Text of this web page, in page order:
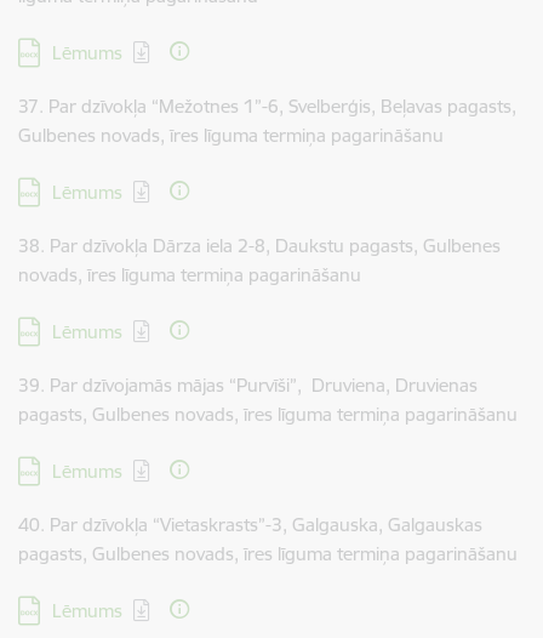
Lejupielādēt:
Lēmums
37. Par dzīvokļa “Mežotnes 1”-6, Svelberģis, Beļavas pagasts,
Gulbenes novads, īres līguma termiņa pagarināšanu
Lejupielādēt:
Lēmums
38. Par dzīvokļa Dārza iela 2-8, Daukstu pagasts, Gulbenes
novads, īres līguma termiņa pagarināšanu
Lejupielādēt:
Lēmums
39. Par dzīvojamās mājas “Purvīši”, Druviena, Druvienas
pagasts, Gulbenes novads, īres līguma termiņa pagarināšanu
Lejupielādēt:
Lēmums
40. Par dzīvokļa “Vietaskrasts”-3, Galgauska, Galgauskas
pagasts, Gulbenes novads, īres līguma termiņa pagarināšanu
Lejupielādēt:
Lēmums